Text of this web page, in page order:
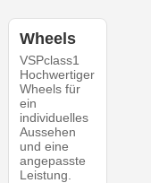
Wheels
VSPclass1
Hochwertiger
Wheels für
ein
individuelles
Aussehen
und eine
angepasste
Leistung.